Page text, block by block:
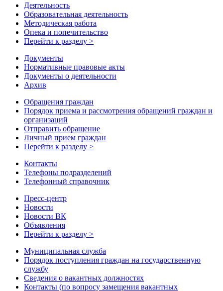
Деятельность
Образовательная деятельность
Методическая работа
Опека и попечительство
Перейти к разделу >
Документы
Нормативные правовые акты
Документы о деятельности
Архив
Обращения граждан
Порядок приема и рассмотрения обращений граждан и
организаций
Отправить обращение
Личный прием граждан
Перейти к разделу >
Контакты
Телефоны подразделений
Телефонный справочник
Пресс-центр
Новости
Новости ВК
Объявления
Перейти к разделу >
Муниципальная служба
Порядок поступления граждан на государственную
службу
Сведения о вакантных должностях
Контакты (по вопросу замещения вакантных